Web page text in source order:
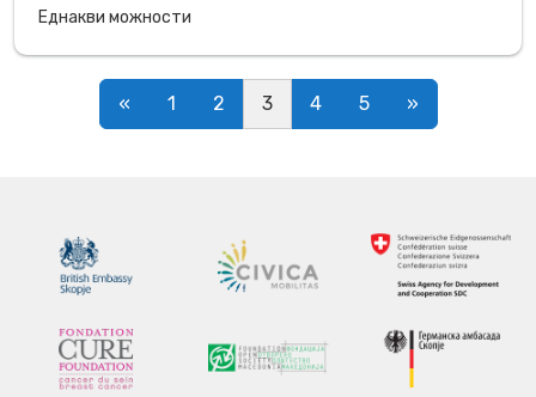
Еднакви можности
Posts navigation
« 1 2 3 4 5 »